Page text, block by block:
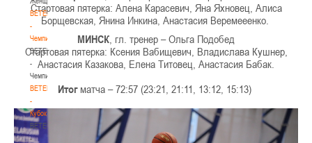
BETERA
-
Чемпионат
BETERA
-
Чемпионат
BETERA
-
Кубок
BETERA
-
Стартовая пятерка: Алена Карасевич, Яна Яхновец, Алиса
Борщевская, Янина Инкина, Анастасия Веремееенко.
МИНСК , гл. тренер – Ольга Подобед
Стартовая пятерка: Ксения Вабищевич, Владислава Кушнер,
Анастасия Казакова, Елена Титовец, Анастасия Бабак.
Итогматча – 72:57 (23:21, 21:11, 13:12, 15:13)